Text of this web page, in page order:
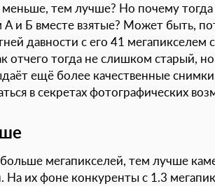
тем лучше? Но почему
и Б вместе взятые? Может быть,
давности с его 41
отчего тогда не слишком старый,
ещё более качественные
в секретах фотографических
мегапикселей, тем лучше
их фоне конкуренты с 1.3